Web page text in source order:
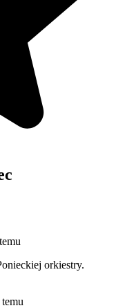
orkiestry.
temu